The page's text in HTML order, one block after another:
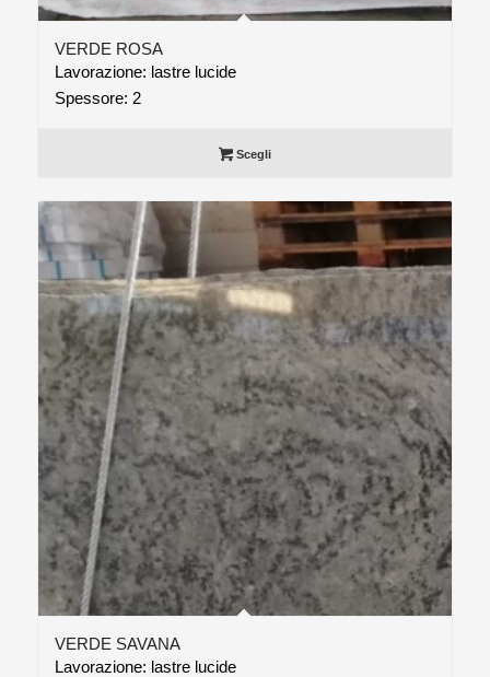
VERDE ROSA
Lavorazione: lastre lucide
Spessore: 2
Scegli
VERDE SAVANA
Lavorazione: lastre lucide